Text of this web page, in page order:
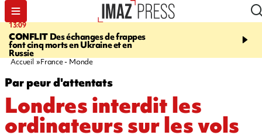
13:09
CONFLIT Des échanges de frappes
font cinq morts en Ukraine et en
Russie
17:14
Quatre
européennes pour les
Accueil France - Monde
Par peur d'attentats
Londres interdit les
ordinateurs sur les vols